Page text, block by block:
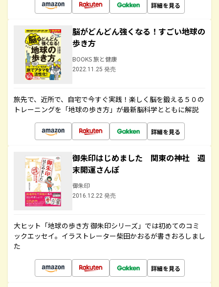
詳細を見る
脳がどんどん強くなる！すごい地球の
歩き方
BOOKS 旅と健康
2022.11.25 発売
旅先で、近所で、自宅で今すぐ実践！楽しく脳を鍛える５０の
トレーニングを「地球の歩き方」が最新脳科学とともに解説
詳細を見る
御朱印はじめました 関東の神社 週
末開運さんぽ
御朱印
2016.12.22 発売
大ヒット「地球の歩き方 御朱印シリーズ」では初めてのコミ
ックエッセイ。イラストレーター柴田かおるが書きおろしまし
た
詳細を見る